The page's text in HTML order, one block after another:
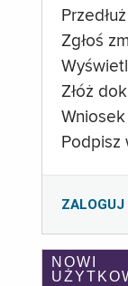
Zgłoś
Złóż
Podpisz
ZALOGUJ
NOWI